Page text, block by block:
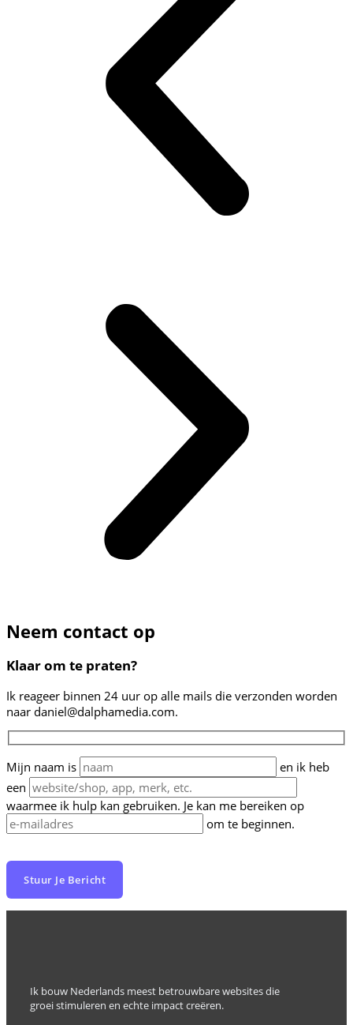
Neem contact op
Klaar om te praten?
Ik reageer binnen 24 uur op alle mails die verzonden worden
naar daniel@dalphamedia.com.
Mijn naam is
en ik heb
een
waarmee ik hulp kan gebruiken. Je kan me bereiken op
om te beginnen.
Ik bouw Nederlands meest betrouwbare websites die
groei stimuleren en echte impact creëren.